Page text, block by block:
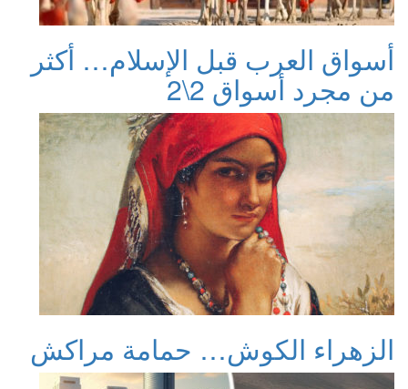
أسواق العرب قبل الإسلام… أكثر
من مجرد أسواق 2\2
الزهراء الكوش… حمامة مراكش